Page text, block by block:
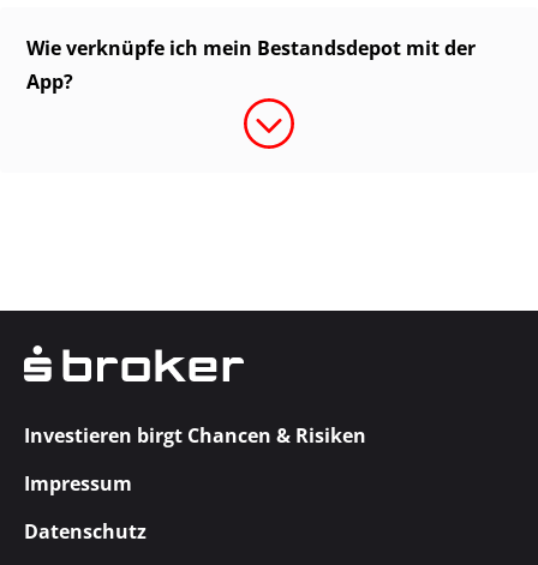
Wie verknüpfe ich mein Bestandsdepot mit der
App?
Investieren birgt Chancen & Risiken
Impressum
Datenschutz